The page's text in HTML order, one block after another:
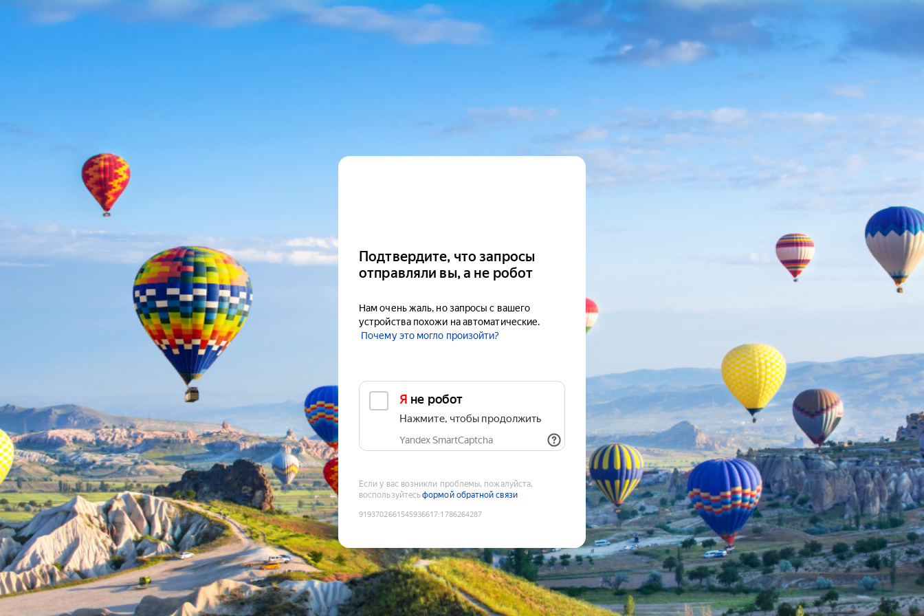
Подтвердите, что запросы
отправляли вы, а не робот
Нам очень жаль, но запросы с вашего
устройства похожи на автоматические.
Почему это могло произойти?
Я не робот
Нажмите, чтобы продолжить
Yandex SmartCaptcha
Если у вас возникли проблемы, пожалуйста,
воспользуйтесьформой обратной связи
9193702661545936617:1786264287